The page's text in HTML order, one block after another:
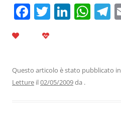
F
b
o
T Li
dI
n
W
A
T
a
Questo articolo è stato pubblicato in
Letture il02/05/2009da .